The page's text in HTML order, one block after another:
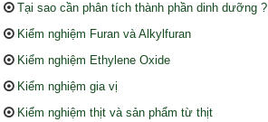
Tại sao cần phân tích thành phần dinh dưỡng ?
Kiểm nghiệm Furan và Alkylfuran
Kiểm nghiệm Ethylene Oxide
Kiểm nghiệm gia vị
Kiểm nghiệm thịt và sản phẩm từ thịt